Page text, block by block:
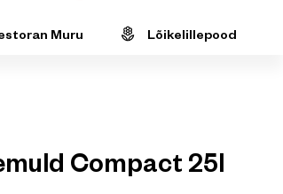
Muru Lõikelillepood
Compact 25l